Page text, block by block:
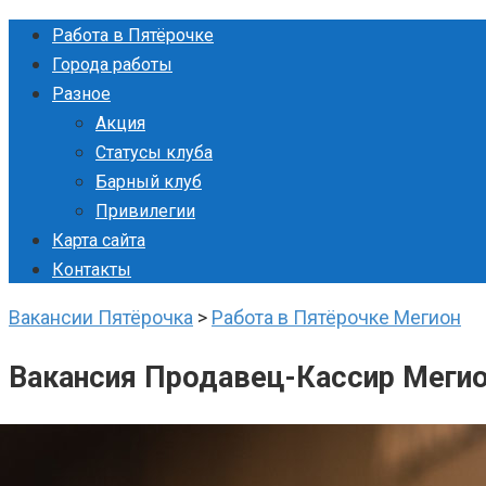
Перейти
контенту
Работа в Пятёрочке
Города работы
Разное
Акция
Статусы клуба
Барный клуб
Привилегии
Карта сайта
Контакты
Вакансии Пятёрочка > Работа в Пятёрочке Мегион
Вакансия Продавец-Кассир